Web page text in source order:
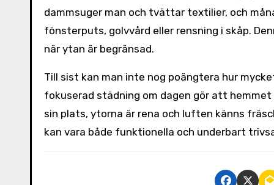
dammsuger man och tvättar textilier, och
fönsterputs, golvvård eller rensning i skåp.
när ytan är begränsad.
Till sist kan man inte nog poängtera hur
fokuserad städning om dagen gör att
sin plats, ytorna är rena och luften känns
kan vara både funktionella och underbart